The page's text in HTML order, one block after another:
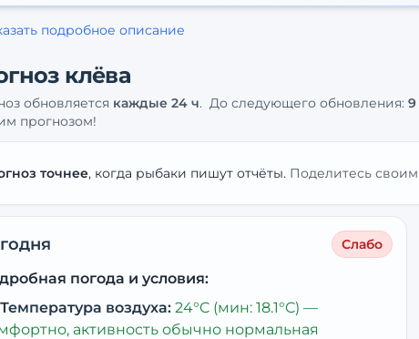
подробное описание
клёва
обновляется каждые 24 ч. До следующего обновления:
прогнозом!
точнее, когда рыбаки пишут отчёты. Поделитесь
Слабо
погода и условия:
Температура воздуха: 24°C (мин: 18.1°C) —
активность обычно нормальная